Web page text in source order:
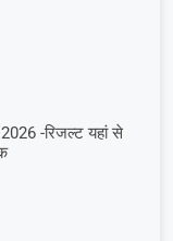
-रिजल्ट यहां से